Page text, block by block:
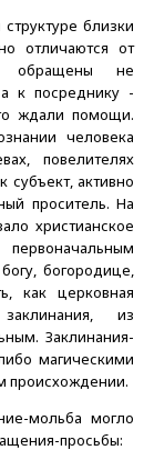
близки
отличаются от
обращены не
а к посреднику -
ждали помощи.
человека
повелителях
субъект, активно
проситель. На
христианское
богородице,
как церковная
из
Заклинания-
магическими
происхождении.
мольба могло
просьбы: